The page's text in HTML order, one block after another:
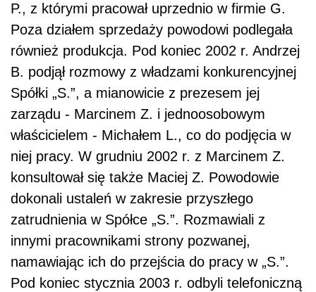
P., z którymi pracował uprzednio w firmie G.
Poza działem sprzedaży powodowi podlegała
również produkcja. Pod koniec 2002 r. Andrzej
B. podjął rozmowy z władzami konkurencyjnej
Spółki „S.”, a mianowicie z prezesem jej
zarządu - Marcinem Z. i jednoosobowym
właścicielem - Michałem L., co do podjęcia w
niej pracy. W grudniu 2002 r. z Marcinem Z.
konsultował się także Maciej Z. Powodowie
dokonali ustaleń w zakresie przyszłego
zatrudnienia w Spółce „S.”. Rozmawiali z
innymi pracownikami strony pozwanej,
namawiając ich do przejścia do pracy w „S.”.
Pod koniec stycznia 2003 r. odbyli telefoniczną